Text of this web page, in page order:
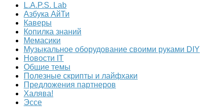
L.A.P.S. Lab
Азбука АйТи
Каверы
Копилка знаний
Мемасики
Музыкальное оборудование своими руками DIY
Новости IT
Общие темы
Полезные скрипты и лайфхаки
Предложения партнеров
Халява!
Эссе